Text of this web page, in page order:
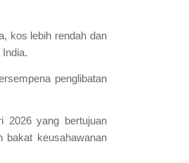
kos lebih rendah dan
penglibatan
2026 yang bertujuan
bakat keusahawanan